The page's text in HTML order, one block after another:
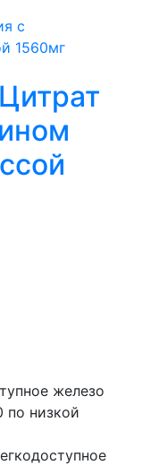
железо
по низкой